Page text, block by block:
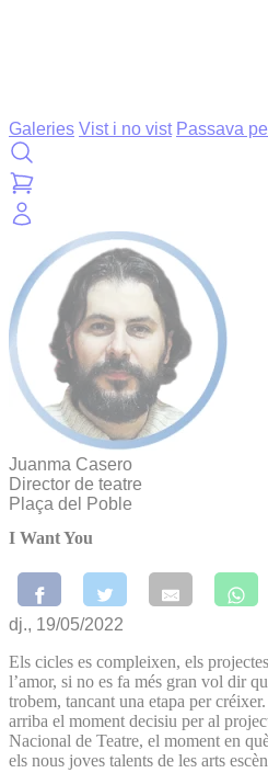
Galeries Vist i no vist Passava
Juanma Casero
Director de teatre
Plaça del Poble
I Want You
dj., 19/05/2022
Els cicles es compleixen, els
l’amor, si no es fa més gran vol dir
trobem, tancant una etapa per
arriba el moment decisiu per al
Nacional de Teatre, el moment en
els nous joves talents de les arts